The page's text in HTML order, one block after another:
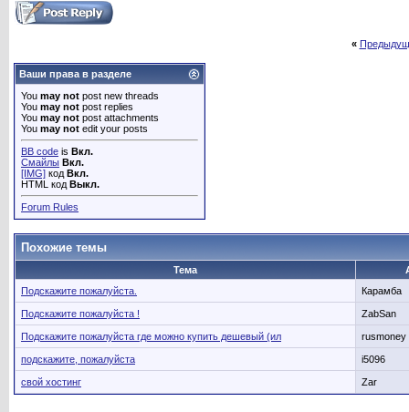
«
Ваши права в разделе
You may not post new threads
You may not post replies
You may not post attachments
You may not edit your posts
BB code is Вкл.
Смайлы Вкл.
[IMG] код Вкл.
HTML код Выкл.
Forum Rules
Похожие темы
Тема
Подскажите пожалуйста.
Карамба
Подскажите пожалуйста ! ZabSan
Подскажите пожалуйста где можно купить дешевый (ил rusmoney
подскажите, пожалуйста i5096
свой хостинг Zar